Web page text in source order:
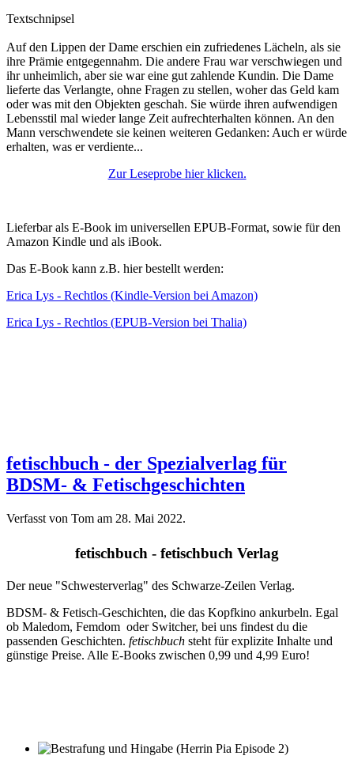
Textschnipsel
Auf den Lippen der Dame erschien ein zufriedenes Lächeln, als sie
ihre Prämie entgegennahm. Die andere Frau war verschwiegen und
ihr unheimlich, aber sie war eine gut zahlende Kundin. Die Dame
lieferte das Verlangte, ohne Fragen zu stellen, woher das Geld kam
oder was mit den Objekten geschah. Sie würde ihren aufwendigen
Lebensstil mal wieder lange Zeit aufrechterhalten können. An den
Mann verschwendete sie keinen weiteren Gedanken: Auch er würde
erhalten, was er verdiente...
Zur Leseprobe hier klicken.
Lieferbar als E-Book im universellen EPUB-Format, sowie für den
Amazon Kindle und als iBook.
Das E-Book kann z.B. hier bestellt werden:
Erica Lys - Rechtlos (Kindle-Version bei Amazon)
Erica Lys - Rechtlos (EPUB-Version bei Thalia)
fetischbuch - der Spezialverlag für
BDSM- & Fetischgeschichten
Verfasst von Tom am 28. Mai 2022.
fetischbuch - fetischbuch Verlag
Der neue "Schwesterverlag" des Schwarze-Zeilen Verlag.
BDSM- & Fetisch-Geschichten, die das Kopfkino ankurbeln. Egal
ob Maledom, Femdom oder Switcher, bei uns findest du die
passenden Geschichten. fetischbuch steht für explizite Inhalte und
günstige Preise. Alle E-Books zwischen 0,99 und 4,99 Euro!